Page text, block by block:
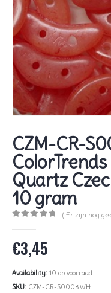
CZM-CR-
Quartz
10 gram
( Er zijn nog
€3,45
Availability: 10 op voorraad
SKU: CZM-CR-S0003WH